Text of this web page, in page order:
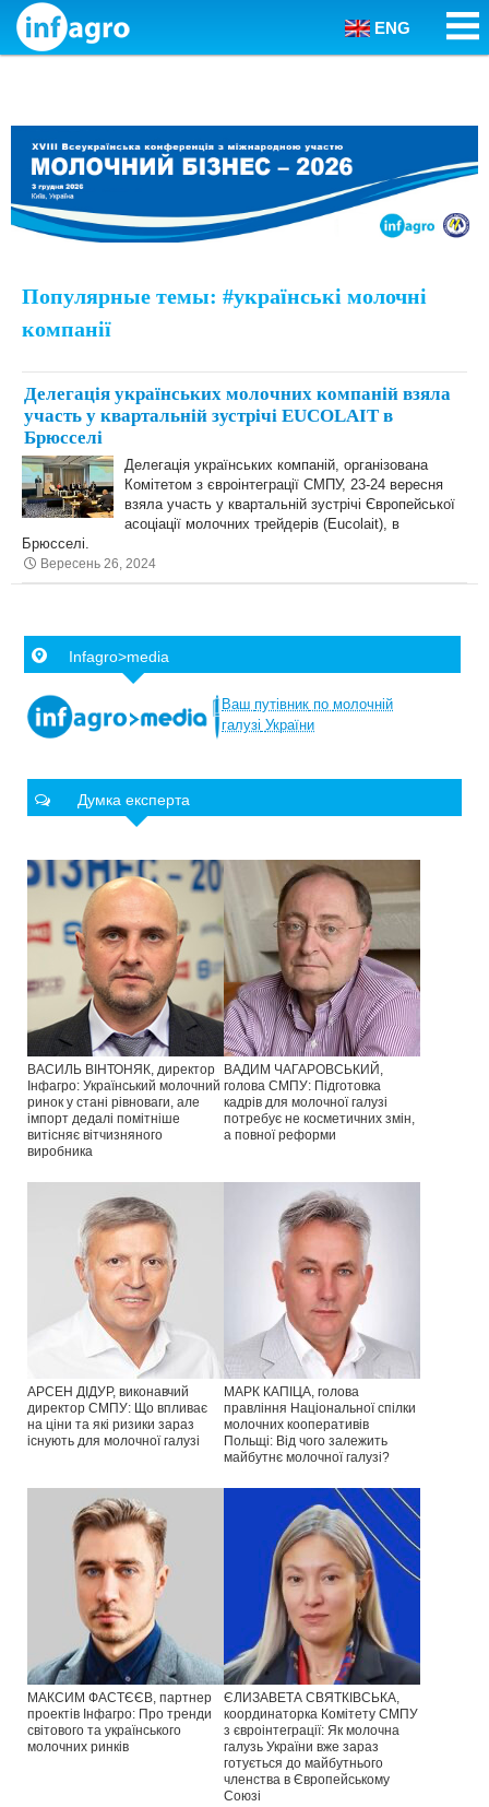
Skip to content
ENG
Популярные темы: #українські молочні
компанії
Делегація українських молочних компаній взяла
участь у квартальній зустрічі EUCOLAIT в
Брюсселі
Делегація українських компаній, організована
Комітетом з євроінтеграції СМПУ, 23-24 вересня
взяла участь у квартальній зустрічі Європейської
асоціації молочних трейдерів (Eucolait), в
Брюсселі.
Вересень 26, 2024
Infagro>media
Ваш путівник по молочній
галузі України
Думка експерта
ВАСИЛЬ ВІНТОНЯК, директор
Інфагро: Український молочний
ринок у стані рівноваги, але
імпорт дедалі помітніше
витісняє вітчизняного
виробника
ВАДИМ ЧАГАРОВСЬКИЙ,
голова СМПУ: Підготовка
кадрів для молочної галузі
потребує не косметичних змін,
а повної реформи
АРСЕН ДІДУР, виконавчий
директор СМПУ: Що впливає
на ціни та які ризики зараз
існують для молочної галузі
МАРК КАПІЦА, голова
правління Національної спілки
молочних кооперативів
Польщі: Від чого залежить
майбутнє молочної галузі?
МАКСИМ ФАСТЄЄВ, партнер
проектів Інфагро: Про тренди
світового та українського
молочних ринків
ЄЛИЗАВЕТА СВЯТКІВСЬКА,
координаторка Комітету СМПУ
з євроінтеграції: Як молочна
галузь України вже зараз
готується до майбутнього
членства в Європейському
Союзі